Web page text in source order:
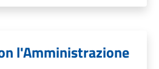
l'Amministrazione